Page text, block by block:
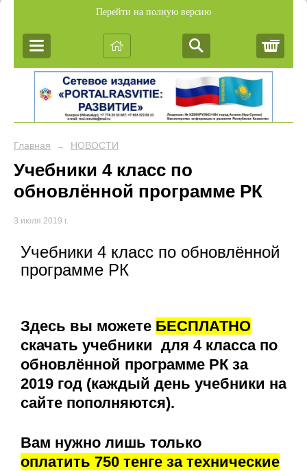
Перейти на полную версию
Главная → НОВОСТИ
Учебники 4 класс по
обновлённой программе РК
3 июля 2019 г.
Учебники 4 класс по обновлённой
программе РК
Здесь вы можете БЕСПЛАТНО
скачать учебники для 4 класса по
обновлённой программе РК за
2019 год (каждый день учебники на
сайте пополняются).
Вам нужно лишь только
оплатить 750 тенге за технические